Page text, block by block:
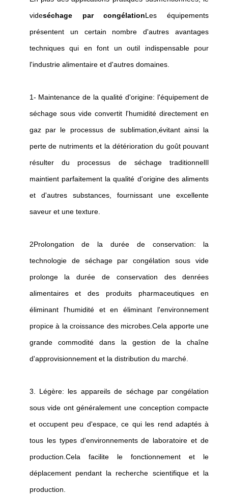
videséchage par congélationLes équipements
présentent un certain nombre d'autres avantages
techniques qui en font un outil indispensable pour
l'industrie alimentaire et d'autres domaines.
1- Maintenance de la qualité d'origine: l'équipement de
séchage sous vide convertit l'humidité directement en
gaz par le processus de sublimation,évitant ainsi la
perte de nutriments et la détérioration du goût pouvant
résulter du processus de séchage traditionnelIl
maintient parfaitement la qualité d'origine des aliments
et d'autres substances, fournissant une excellente
saveur et une texture.
2Prolongation de la durée de conservation: la
technologie de séchage par congélation sous vide
prolonge la durée de conservation des denrées
alimentaires et des produits pharmaceutiques en
éliminant l'humidité et en éliminant l'environnement
propice à la croissance des microbes.Cela apporte une
grande commodité dans la gestion de la chaîne
d'approvisionnement et la distribution du marché.
3. Légère: les appareils de séchage par congélation
sous vide ont généralement une conception compacte
et occupent peu d'espace, ce qui les rend adaptés à
tous les types d'environnements de laboratoire et de
production.Cela facilite le fonctionnement et le
déplacement pendant la recherche scientifique et la
production.